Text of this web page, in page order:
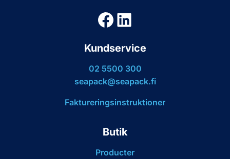
Facebook
LinkedIn
Kundservice
02 5500 300
seapack@seapack.fi
Faktureringsinstruktioner
Butik
Producter